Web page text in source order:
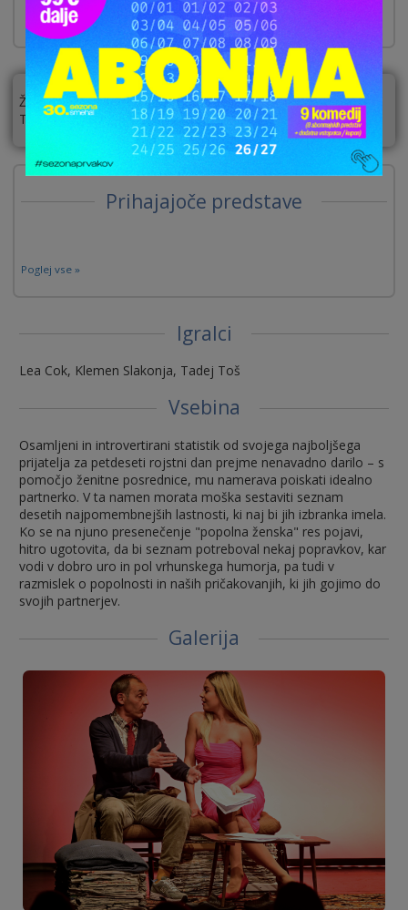
ŽELITE POPUSTE ZA TO PREDSTAVO? BITI OBVEŠČENI O
TERMINIH?KLIKNITE IN SE PRIJAVITE!
Prihajajoče predstave
Poglej vse »
Igralci
Lea Cok, Klemen Slakonja, Tadej Toš
Vsebina
Osamljeni in introvertirani statistik od svojega najboljšega
prijatelja za petdeseti rojstni dan prejme nenavadno darilo – s
pomočjo ženitne posrednice, mu namerava poiskati idealno
partnerko. V ta namen morata moška sestaviti seznam
desetih najpomembnejših lastnosti, ki naj bi jih izbranka imela.
Ko se na njuno presenečenje "popolna ženska" res pojavi,
hitro ugotovita, da bi seznam potreboval nekaj popravkov, kar
vodi v dobro uro in pol vrhunskega humorja, pa tudi v
razmislek o popolnosti in naših pričakovanjih, ki jih gojimo do
svojih partnerjev.
Galerija